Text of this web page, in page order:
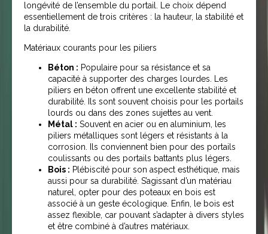
longévité de l’ensemble du portail. Le choix dépend
essentiellement de trois critères : la hauteur, la stabilité et
la durabilité.
Matériaux courants pour les piliers
Béton : Populaire pour sa résistance et sa
capacité à supporter des charges lourdes. Les
piliers en béton offrent une excellente stabilité et
durabilité. Ils sont souvent choisis pour les portails
lourds ou dans des zones sujettes au vent.
Métal : Souvent en acier ou en aluminium, les
piliers métalliques sont légers et résistants à la
corrosion. Ils conviennent bien pour des portails
coulissants ou des portails battants plus légers.
Bois : Plébiscité pour son aspect esthétique, mais
aussi pour sa durabilité. S’agissant d’un matériau
naturel, opter pour des poteaux en bois est
associé à un geste écologique. Enfin, le bois est
assez flexible, car pouvant s’adapter à divers styles
et être combiné à d’autres matériaux.